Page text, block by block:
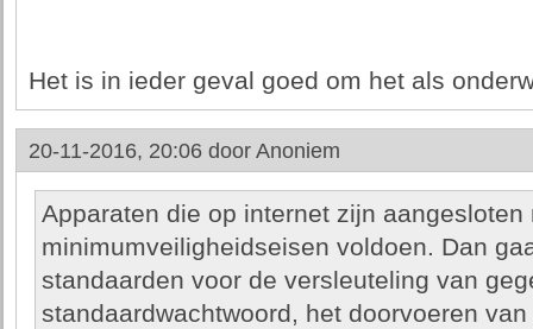
Het is in ieder geval goed om het als
20-11-2016, 20:06 door Anoniem
Apparaten die op internet zijn
minimumveiligheidseisen voldoen. Dan
standaarden voor de versleuteling van
standaardwachtwoord, het doorvoeren